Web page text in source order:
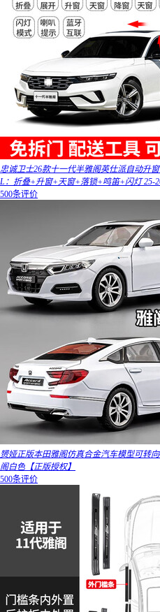
忠诚卫士26款十一代半雅阁英仕派自动升
L：折叠+升窗+天窗+落锁+鸣笛+闪灯 25-
500条评价
赟娅正版本田雅阁仿真合金汽车模型可转
阁白色【正版授权】
500条评价